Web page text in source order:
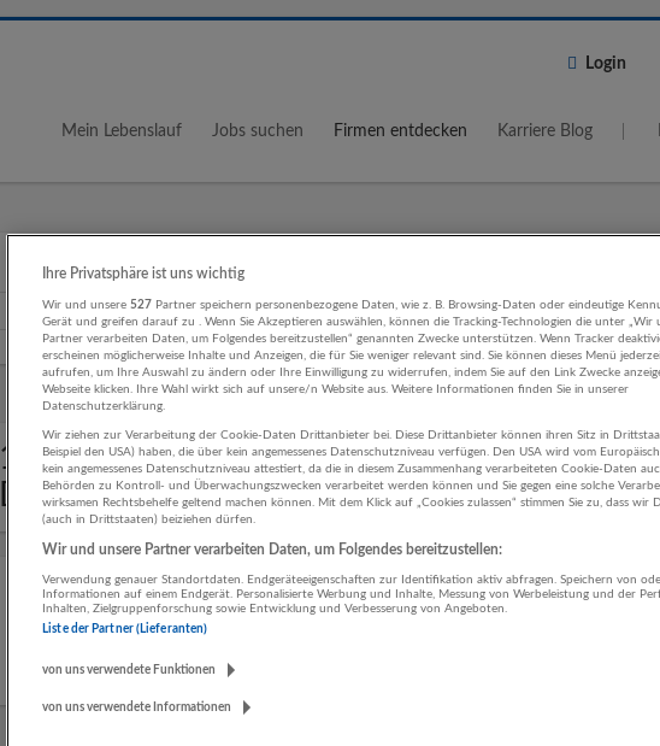
Login
Mein Lebenslauf Jobs suchen Firmen entdecken Karriere Blog
Wo?
5 km
1 Vertrieb, Verkauf, Kundenbetreuung
Dienstleistungen Unternehmen
Fiegl & Spielberger GmbH
Thalgau
Ihre Privatsphäre ist uns wichtig
Wir und unsere 527 Partner speichern personenbezogene Daten, wie z. B. Browsing-Daten oder eindeutige
Gerät und greifen darauf zu . Wenn Sie Akzeptieren auswählen, können die Tracking-Technologien die unter „Wir
Partner verarbeiten Daten, um Folgendes bereitzustellen“ genannten Zwecke unterstützen. Wenn Tracker
erscheinen möglicherweise Inhalte und Anzeigen, die für Sie weniger relevant sind. Sie können dieses Menü
aufrufen, um Ihre Auswahl zu ändern oder Ihre Einwilligung zu widerrufen, indem Sie auf den Link Zwecke
Webseite klicken. Ihre Wahl wirkt sich auf unsere/n Website aus. Weitere Informationen finden Sie in unserer
Datenschutzerklärung.
Wir ziehen zur Verarbeitung der Cookie-Daten Drittanbieter bei. Diese Drittanbieter können ihren Sitz in
Beispiel den USA) haben, die über kein angemessenes Datenschutzniveau verfügen. Den USA wird vom
kein angemessenes Datenschutzniveau attestiert, da die in diesem Zusammenhang verarbeiteten Cookie-Daten
Behörden zu Kontroll- und Überwachungszwecken verarbeitet werden können und Sie gegen eine solche
wirksamen Rechtsbehelfe geltend machen können. Mit dem Klick auf „Cookies zulassen“ stimmen Sie zu, dass wir
(auch in Drittstaaten) beiziehen dürfen.
Wir und unsere Partner verarbeiten Daten, um Folgendes bereitzustellen:
Verwendung genauer Standortdaten. Endgeräteeigenschaften zur Identifikation aktiv abfragen. Speichern von
Informationen auf einem Endgerät. Personalisierte Werbung und Inhalte, Messung von Werbeleistung und der
Inhalten, Zielgruppenforschung sowie Entwicklung und Verbesserung von Angeboten.
Liste der Partner (Lieferanten)
von uns verwendete Funktionen
von uns verwendete Informationen